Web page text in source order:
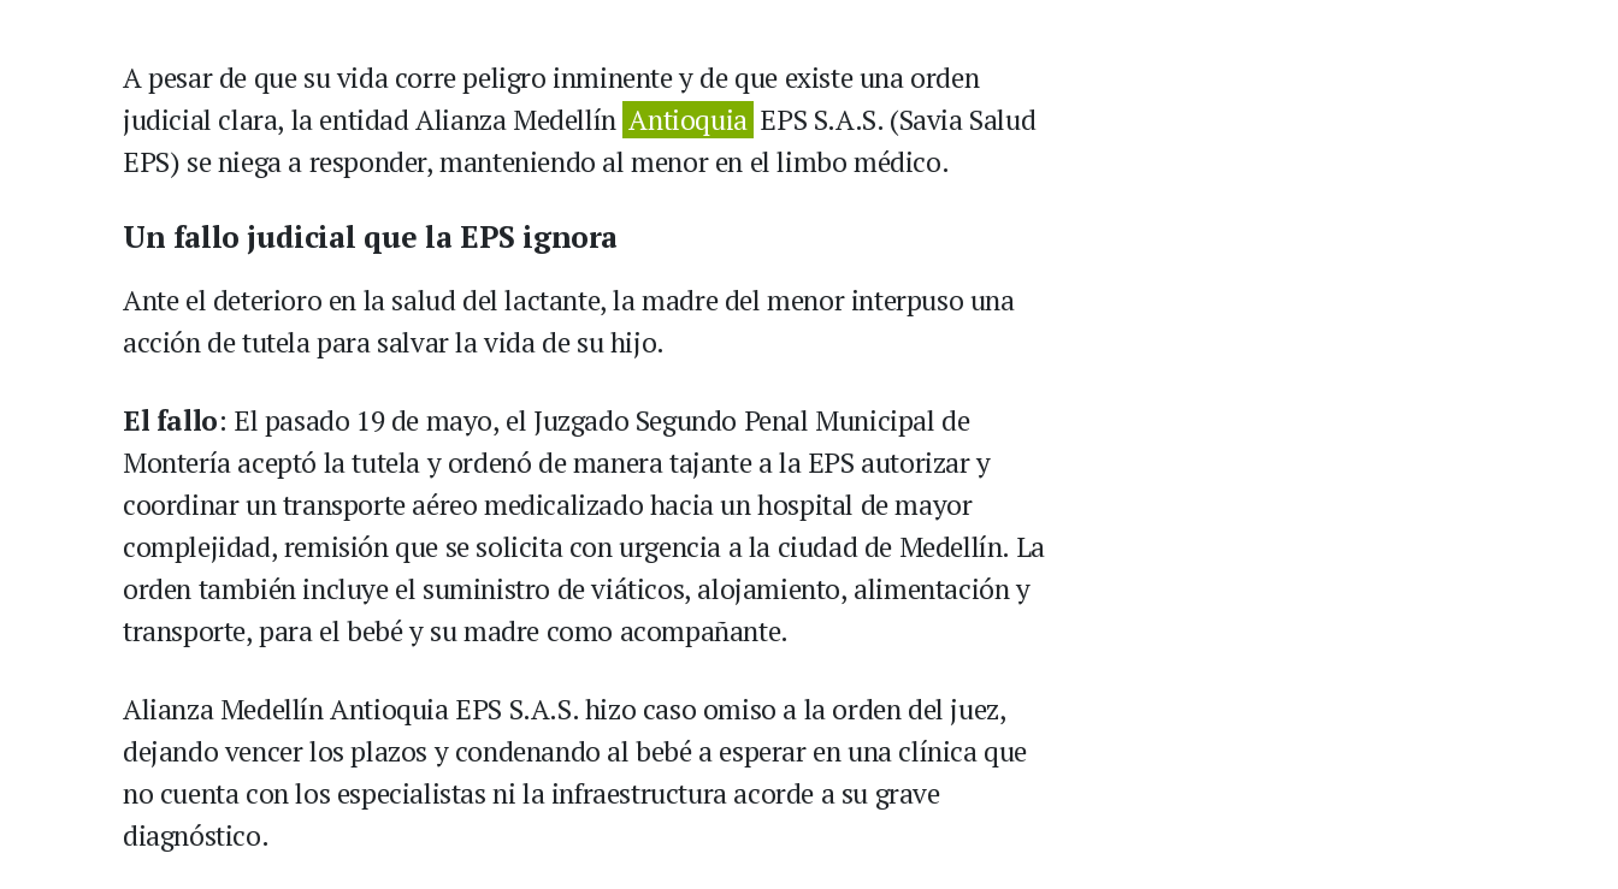
A pesar de que su vida corre peligro inminente y de que existe una orden
judicial clara, la entidad Alianza Medellín Antioquia EPS S.A.S. (Savia Salud
EPS) se niega a responder, manteniendo al menor en el limbo médico.
Un fallo judicial que la EPS ignora
Ante el deterioro en la salud del lactante, la madre del menor interpuso una
acción de tutela para salvar la vida de su hijo.
El fallo: El pasado 19 de mayo, el Juzgado Segundo Penal Municipal de
Montería aceptó la tutela y ordenó de manera tajante a la EPS autorizar y
coordinar un transporte aéreo medicalizado hacia un hospital de mayor
complejidad, remisión que se solicita con urgencia a la ciudad de Medellín. La
orden también incluye el suministro de viáticos, alojamiento, alimentación y
transporte, para el bebé y su madre como acompañante.
Alianza Medellín Antioquia EPS S.A.S. hizo caso omiso a la orden del juez,
dejando vencer los plazos y condenando al bebé a esperar en una clínica que
no cuenta con los especialistas ni la infraestructura acorde a su grave
diagnóstico.